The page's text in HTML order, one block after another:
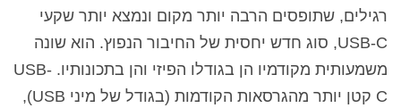
רגילים, שתופסים הרבה יותר מקום ונמצא יותר שקעי
USB-C, סוג חדש יחסית של החיבור הנפוץ. הוא שונה
משמעותית מקודמיו הן בגודלו הפיזי והן בתכונותיו. USB-
C קטן יותר מהגרסאות הקודמות (בגודל של מיני USB),